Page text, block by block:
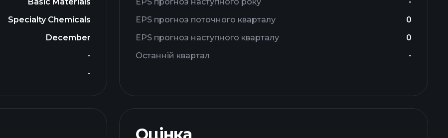
Specialty Chemicals
December
-
-
EPS прогноз поточного кварталу
0
EPS прогноз наступного кварталу
0
Останній квартал
-